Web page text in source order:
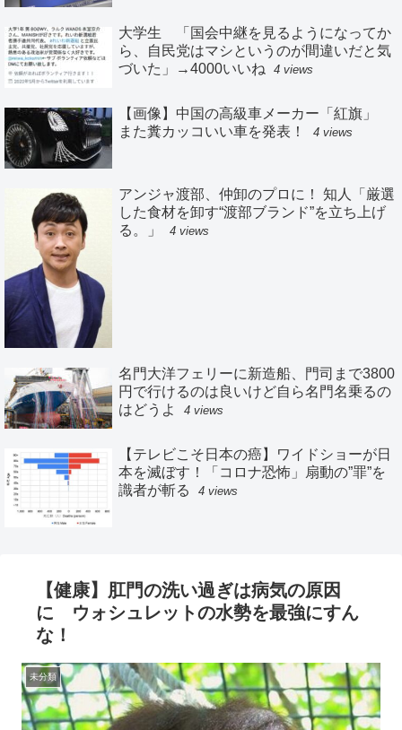
大学生 「国会中継を見るようになってか
ら、自民党はマシというのが間違いだと気
づいた」→4000いいね
4 views
【画像】中国の高級車メーカー「紅旗」
また糞カッコいい車を発表！
4 views
アンジャ渡部、仲卸のプロに！ 知人「厳選
した食材を卸す“渡部ブランド”を立ち上げ
る。」
4 views
名門大洋フェリーに新造船、門司まで3800
円で行けるのは良いけど自ら名門名乗るの
はどうよ
4 views
【テレビこそ日本の癌】ワイドショーが日
本を滅ぼす！「コロナ恐怖」扇動の”罪”を
識者が斬る
4 views
【健康】肛門の洗い過ぎは病気の原因
に ウォシュレットの水勢を最強にすん
な！
未分類